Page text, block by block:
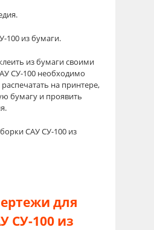
из бумаги своими
СУ-100 необходимо
на принтере,
бумагу и проявить
для
СУ-100 из